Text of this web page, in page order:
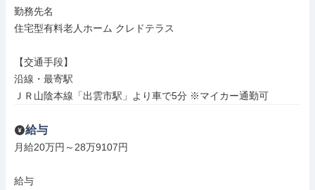
勤務先名
住宅型有料老人ホーム クレドテラス
【交通手段】
沿線・最寄駅
ＪＲ山陰本線「出雲市駅」より車で5分 ※マイカー通勤可
給与
月給20万円～28万9107円
給与